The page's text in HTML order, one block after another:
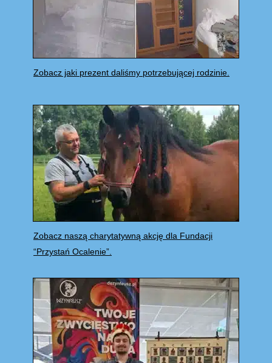
Zobacz jaki prezent daliśmy potrzebującej rodzinie.
Zobacz naszą charytatywną akcję dla Fundacji
“Przystań Ocalenie”.